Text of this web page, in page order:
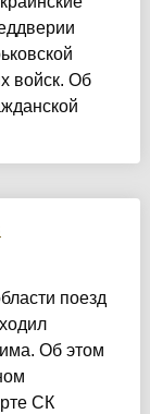
войск. Об
поезд
Об этом
СК